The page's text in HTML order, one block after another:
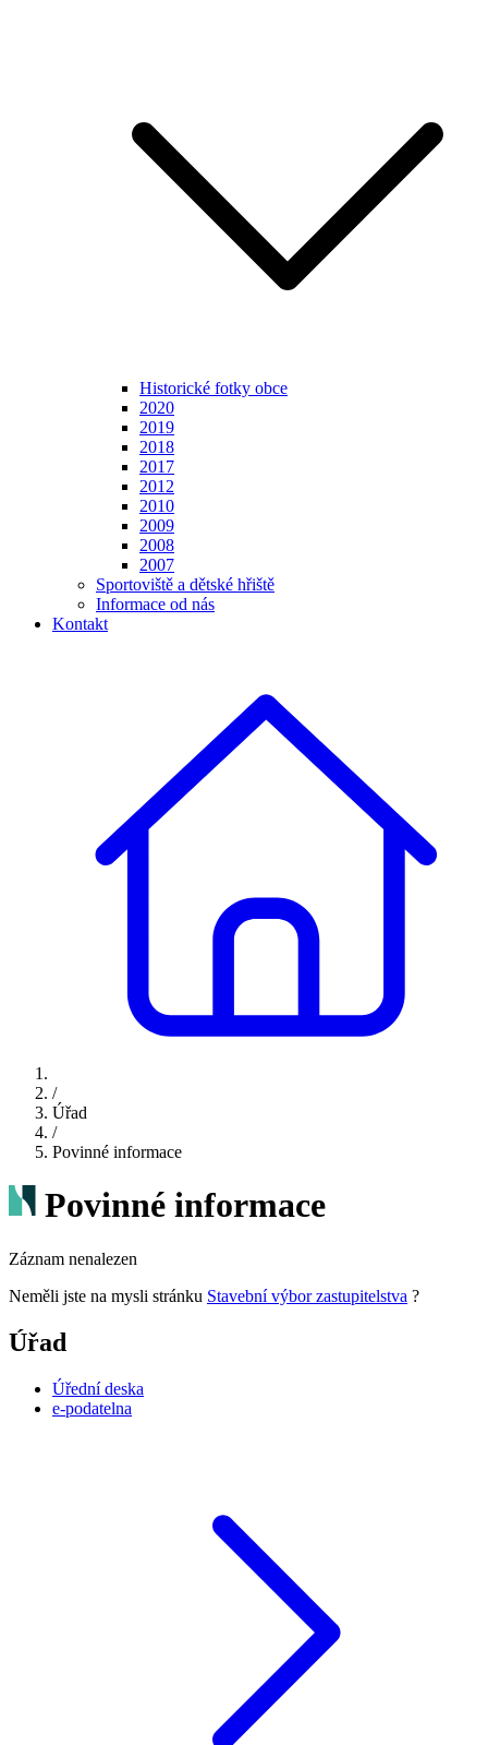
Historické fotky obce
2020
2019
2018
2017
2012
2010
2009
2008
2007
Sportoviště a dětské hřiště
Informace od nás
Kontakt
/
Úřad
/
Povinné informace
Povinné informace
Záznam nenalezen
Neměli jste na mysli stránku Stavební výbor zastupitelstva ?
Úřad
Úřední deska
e-podatelna